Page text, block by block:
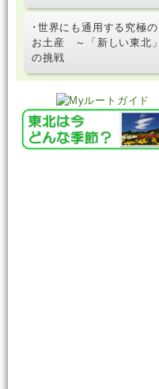
･世界にも通用する究極の
お土産 ～「新しい東北」
の挑戦